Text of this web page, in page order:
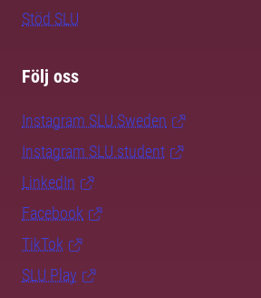
Stöd SLU
Följ oss
Instagram SLU.Sweden
Instagram SLU.student
LinkedIn
Facebook
TikTok
SLU Play